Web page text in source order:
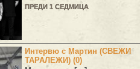
ПРЕДИ 1 СЕДМИЦА
Интервю с Мартин (СВЕЖИ
ТАРАЛЕЖИ) (0)